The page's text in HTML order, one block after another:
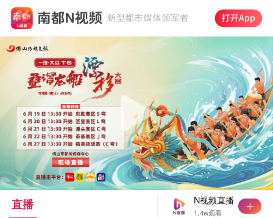
N视频直播
1.4w观看
直播